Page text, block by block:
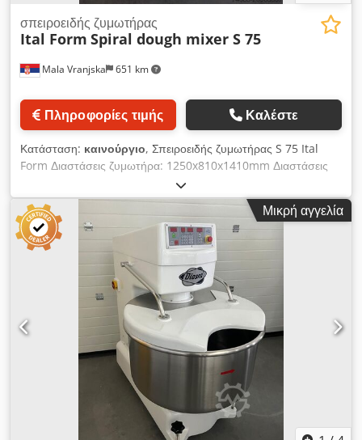
Mala Vranjska 651 km
σπειροειδής ζυμωτήρας
Ital Form Spiral dough mixer S 75
Πληροφορίες τιμής Καλέστε
Κατάσταση: καινούργιο, Σπειροειδής ζυμωτήρας S 75 Ital
Form Διαστάσεις ζυμωτήρα: 1250x810x1410mm Διαστάσεις
κάδου: 750x440mm Χωρητικότητα ζύμης: 120kg
Χωρητικότητα αλεύρου: 75kg Ισχύς ζυμωτήρα: 9kW Ισχύς
κάδου: 1,2kW Τάση: 380V / 50Hz Ταχύτητα ζυμωτήρα: 123-
245 rpm Ταχύτητα κάδου: 20 rpm Καθαρό βάρος: 376kg
Dedpfxsx U Eigj Aqisck
Μικρή αγγελία